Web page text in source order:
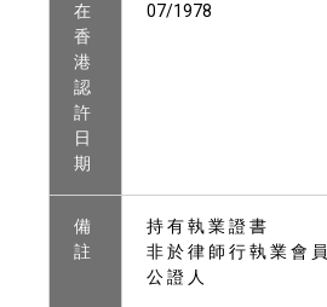
在
香
港
認
許
日
期
07/1978
備
註
持 有 執 業 證 書
非 於 律 師 行 執 業 會 員
公 證 人